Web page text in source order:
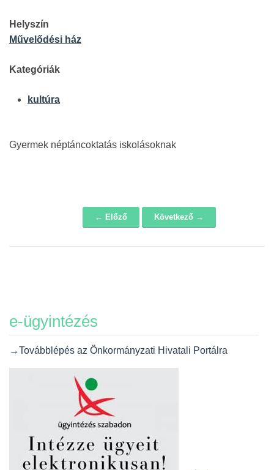
Helyszín
Művelődési ház
Kategóriák
kultúra
Gyermek néptáncoktatás iskolásoknak
← Előző Következő →
e-ügyintézés
→Továbblépés az Önkormányzati Hivatali Portálra